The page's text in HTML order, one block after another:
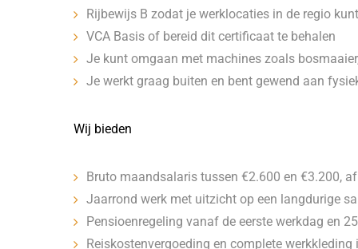
Rijbewijs B zodat je werklocaties in de regio
VCA Basis of bereid dit certificaat te behalen
Je kunt omgaan met machines zoals
Je werkt graag buiten en bent gewend aan
Wij bieden
Bruto maandsalaris tussen €2.600 en €3.200,
Jaarrond werk met uitzicht op een langdurige
Pensioenregeling vanaf de eerste werkdag en
Reiskostenvergoeding en complete werkkleding